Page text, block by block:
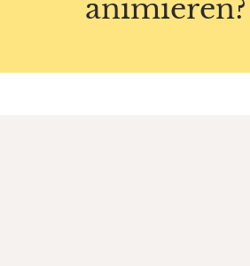
animieren?